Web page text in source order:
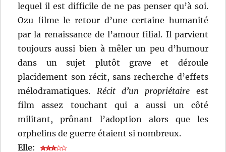
lequel il est difficile de ne pas penser qu’à soi.
Ozu filme le retour d’une certaine humanité
par la renaissance de l’amour filial. Il parvient
toujours aussi bien à mêler un peu d’humour
dans un sujet plutôt grave et déroule
placidement son récit, sans recherche d’effets
mélodramatiques. Récit d’un propriétaire est
film assez touchant qui a aussi un côté
militant, prônant l’adoption alors que les
orphelins de guerre étaient si nombreux.
Elle: